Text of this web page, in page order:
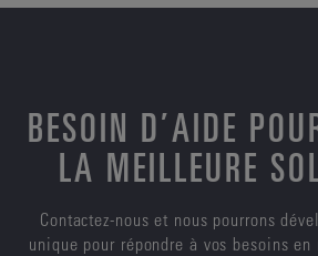
BESOIN D’AIDE
LA MEILLEURE
Contactez-nous et nous pourrons
unique pour répondre à vos besoins